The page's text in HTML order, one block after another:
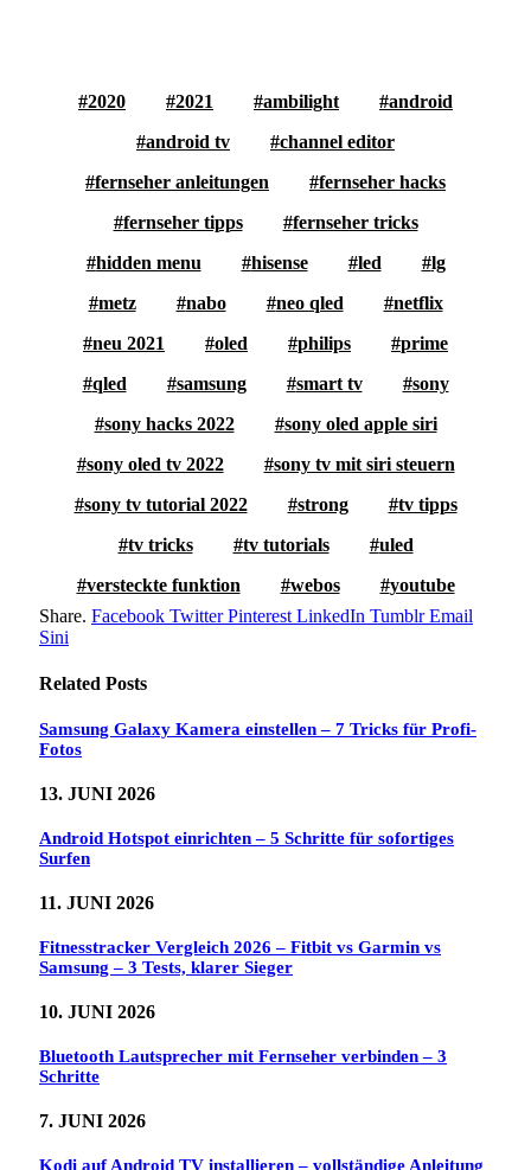
2020 2021 ambilight
android
android tv
channel editor
fernseher anleitungen
fernseher hacks
fernseher tipps
fernseher tricks
hidden menu
hisense led
lg
metz
nabo neo qled
netflix
neu 2021
oled philips
prime
qled
samsung smart tv
sony
sony hacks 2022
sony oled apple siri
sony oled tv 2022
sony tv mit siri steuern
sony tv tutorial 2022
strong
tv tipps
tv tricks
tv tutorials
uled
versteckte funktion
webos
youtube
Share. Facebook Twitter Pinterest LinkedIn Tumblr Email
Sini
Related Posts
Samsung Galaxy Kamera einstellen – 7 Tricks für Profi-
Fotos
13. JUNI 2026
Android Hotspot einrichten – 5 Schritte für sofortiges
Surfen
11. JUNI 2026
Fitnesstracker Vergleich 2026 – Fitbit vs Garmin vs
Samsung – 3 Tests, klarer Sieger
10. JUNI 2026
Bluetooth Lautsprecher mit Fernseher verbinden – 3
Schritte
7. JUNI 2026
Kodi auf Android TV installieren – vollständige Anleitung